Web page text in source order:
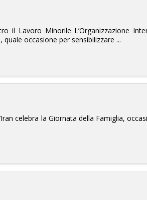
il Lavoro Minorile L’Organizzazione
occasione per sensibilizzare ...
celebra la Giornata della Famiglia,